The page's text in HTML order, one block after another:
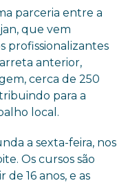
parceria entre a
que vem
profissionalizantes
anterior,
cerca de 250
para a
local.
a sexta-feira, nos
Os cursos são
de 16 anos, e as